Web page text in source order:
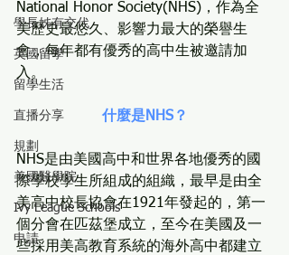
學長姊有交代
英國留學
留學生活
直播分享
規劃
美國醫學院
Ivy League Schools
申請
National Honor Society(NHS)，作為全
美歷史最悠久、影響力最大的榮譽生
會，每年都有優秀的高中生被邀請加
入。
什麼是NHS？
NHS是由美國高中和世界各地優秀的國
際學校學生所組成的組織，最早是由全
美高中校長協會在1921年發起的，第一
個分會在匹茲堡成立，至今在美國及一
些採用美高教育系統的海外高中都建立